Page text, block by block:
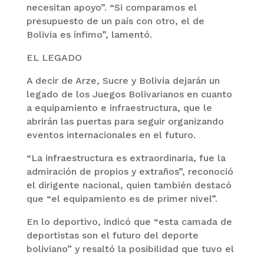
necesitan apoyo”. “Si comparamos el
presupuesto de un país con otro, el de
Bolivia es ínfimo”, lamentó.
EL LEGADO
A decir de Arze, Sucre y Bolivia dejarán un
legado de los Juegos Bolivarianos en cuanto
a equipamiento e infraestructura, que le
abrirán las puertas para seguir organizando
eventos internacionales en el futuro.
“La infraestructura es extraordinaria, fue la
admiración de propios y extraños”, reconoció
el dirigente nacional, quien también destacó
que “el equipamiento es de primer nivel”.
En lo deportivo, indicó que “esta camada de
deportistas son el futuro del deporte
boliviano” y resaltó la posibilidad que tuvo el